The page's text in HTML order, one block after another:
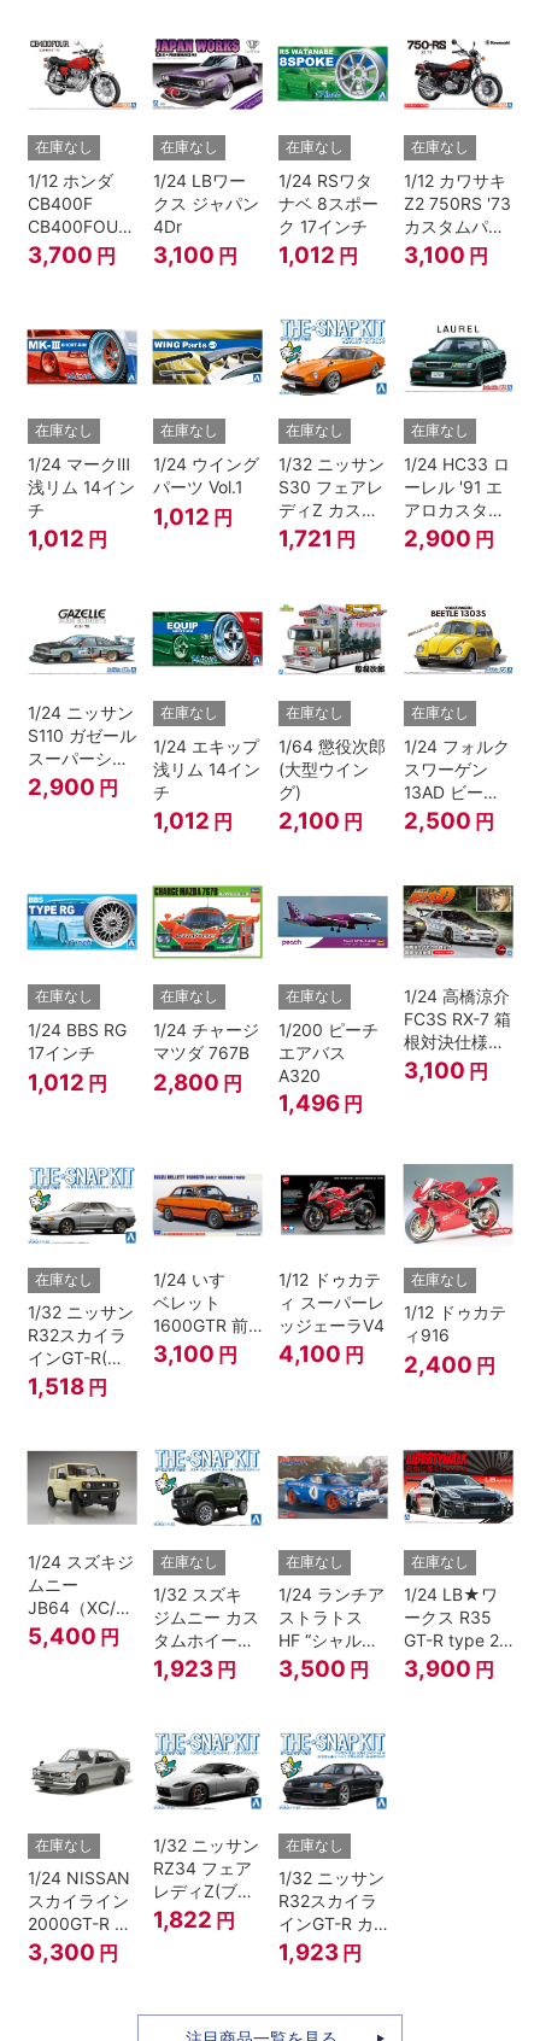
在庫なし
1/12 ホンダ
CB400F
CB400FOUR
'74
3,700 円
在庫なし
1/24 LBワー
クス ジャパン
4Dr
3,100 円
在庫なし
1/24 RSワタ
ナベ 8スポー
ク 17インチ
1,012 円
在庫なし
1/12 カワサキ
Z2 750RS '73
カスタムパー
ツ付き
3,100 円
在庫なし
1/24 マークⅢ
浅リム 14イン
チ
1,012 円
在庫なし
1/24 ウイング
パーツ Vol.1
1,012 円
在庫なし
1/32 ニッサン
S30 フェアレ
ディZ カスタ
ムホイール(オ
レンジ)
1,721 円
在庫なし
1/24 HC33 ロ
ーレル '91 エ
アロカスタム
（ニッサン）
2,900 円
1/24 ニッサン
S110 ガゼール
スーパーシル
エット '81
2,900 円
在庫なし
1/24 エキップ
浅リム 14イン
チ
1,012 円
在庫なし
1/64 懲役次郎
(大型ウイン
グ)
2,100 円
在庫なし
1/24 フォルク
スワーゲン
13AD ビート
ル 1303S '73
2,500 円
在庫なし
1/24 BBS RG
17インチ
1,012 円
在庫なし
1/24 チャージ
マツダ 767B
2,800 円
在庫なし
1/200 ピーチ
エアバス
A320
1,496 円
1/24 高橋涼介
FC3S RX-7 箱
根対決仕様
『頭文字D』
3,100 円
在庫なし
1/32 ニッサン
R32スカイラ
インGT-R(ス
パークシルバ
ー)
1,518 円
1/24 いすゞ
ベレット
1600GTR 前
期型（1969）
3,100 円
1/12 ドゥカテ
ィ スーパーレ
ッジェーラV4
4,100 円
在庫なし
1/12 ドゥカテ
ィ916
2,400 円
1/24 スズキジ
ムニー
JB64（XC/シ
フォンアイボ
リーメタリッ
5,400 円
在庫なし
1/32 スズキ
ジムニー カス
タムホイール
(ジャングルグ
リーン)
1,923 円
在庫なし
1/24 ランチア
ストラトス
HF “シャルド
ネ”
3,500 円
在庫なし
1/24 LB★ワ
ークス R35
GT-R type 2
Ver.2
3,900 円
在庫なし
1/24 NISSAN
スカイライン
2000GT-R ス
トリートカス
タム
3,300 円
1/32 ニッサン
RZ34 フェア
レディZ(ブリ
リアントシル
バー)
1,822 円
在庫なし
1/32 ニッサン
R32スカイラ
インGT-R カ
スタムホイー
ル(ブラックパ
ク)
1,923 円